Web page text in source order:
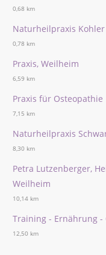
0,68 km
Naturheilpraxis
0,78 km
Praxis, Weilheim
6,59 km
Praxis für Osteopathie
7,15 km
Naturheilpraxis
8,30 km
Petra Lutzenberger,
Weilheim
10,14 km
Training - Ernährung -
12,50 km